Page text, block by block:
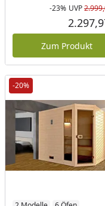
-23% UVP
Zum Produkt
-20%